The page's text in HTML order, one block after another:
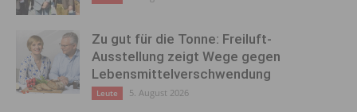
Zu gut für die Tonne: Freiluft-
Ausstellung zeigt Wege gegen
Lebensmittelverschwendung
Leute 5. August 2026